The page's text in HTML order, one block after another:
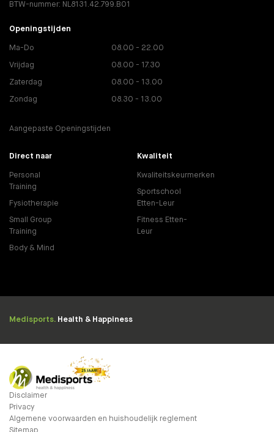
BTW-nummer: NL8131.42.799.B01
Openingstijden
Ma-Do 08.00 - 22.00
Vrijdag 08.00 - 17.30
Zaterdag 08.00 - 13.00
Zondag 08.30 - 13.00
Aangepaste Openingstijden
Direct naar
Personal
Training
Fysiotherapie
Small Group
Training
Body & Mind
Kwaliteit
Kwaliteitskeurmerken
Sportschool
Etten-Leur
Fitness Etten-
Leur
Medisports. Health & Happiness
Disclaimer
Privacy
Algemene voorwaarden en huishoudelijk reglement
Sitemap